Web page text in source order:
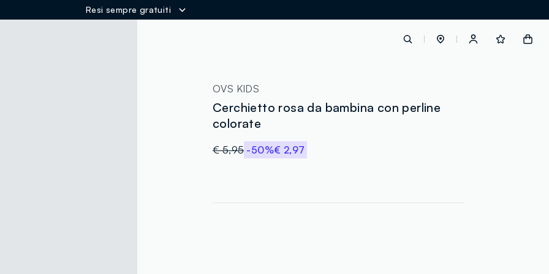
Resi sempre gratuiti
OVS KIDS
Cerchietto rosa da bambina con perline
colorate
€ 5,95 -50%€ 2,97